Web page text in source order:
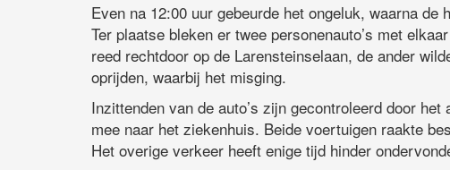
Even na 12:00 uur gebeurde het ongeluk, waarna
Ter plaatse bleken er twee personenauto’s met
reed rechtdoor op de Larensteinselaan, de ander
oprijden, waarbij het misging.
Inzittenden van de auto’s zijn gecontroleerd door
mee naar het ziekenhuis. Beide voertuigen raakte
Het overige verkeer heeft enige tijd hinder